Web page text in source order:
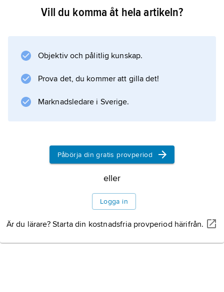
Sorrento, som är beläget på en naturlig
turistort.
Information om artikeln
Vill du komma åt hela artikeln?
Objektiv och pålitlig kunskap.
Prova det, du kommer att gilla det!
Marknadsledare i Sverige.
Påbörja din gratis provperiod
eller
Logga in
Är du lärare? Starta din kostnadsfria provperiod härifrån.